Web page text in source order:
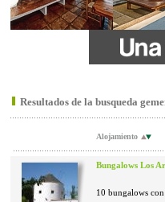
Resultados de la busqueda
Alojamiento
Bungalows Los
10 bungalows